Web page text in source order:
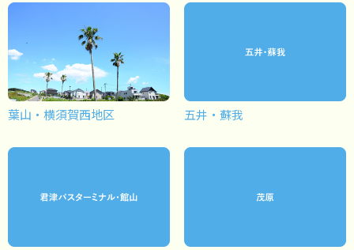
葉山・横須賀西地区 五井・蘇我